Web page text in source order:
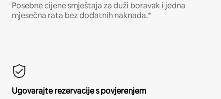
Posebne cijene smještaja za duži boravak i jedna
mjesečna rata bez dodatnih naknada.*
Ugovarajte rezervacije s povjerenjem